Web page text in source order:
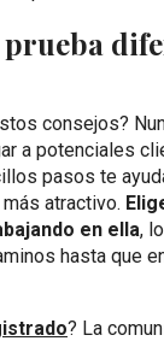
prueba
consejos?
a potenciales
pasos te
atractivo.
en ella,
hasta que
? La